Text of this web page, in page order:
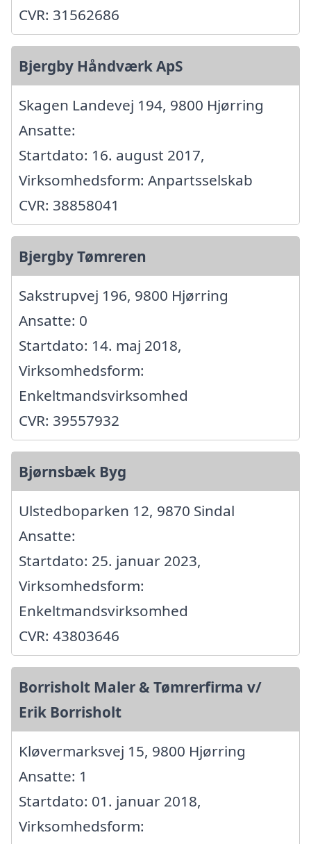
CVR: 31562686
Bjergby Håndværk ApS
Skagen Landevej 194, 9800 Hjørring
Ansatte:
Startdato: 16. august 2017,
Virksomhedsform: Anpartsselskab
CVR: 38858041
Bjergby Tømreren
Sakstrupvej 196, 9800 Hjørring
Ansatte: 0
Startdato: 14. maj 2018,
Virksomhedsform:
Enkeltmandsvirksomhed
CVR: 39557932
Bjørnsbæk Byg
Ulstedboparken 12, 9870 Sindal
Ansatte:
Startdato: 25. januar 2023,
Virksomhedsform:
Enkeltmandsvirksomhed
CVR: 43803646
Borrisholt Maler & Tømrerfirma v/
Erik Borrisholt
Kløvermarksvej 15, 9800 Hjørring
Ansatte: 1
Startdato: 01. januar 2018,
Virksomhedsform: